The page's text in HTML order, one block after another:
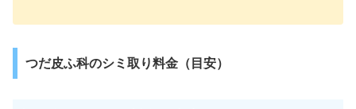
つだ皮ふ科のシミ取り料金（目安）